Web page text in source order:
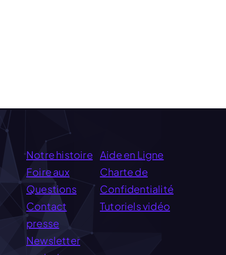
Notre histoire Aide en Ligne
Foire aux
Questions
Charte de
Confidentialité
Contact
presse
Tutoriels vidéo
Newsletter